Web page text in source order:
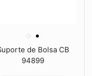
de Bolsa CB
94899